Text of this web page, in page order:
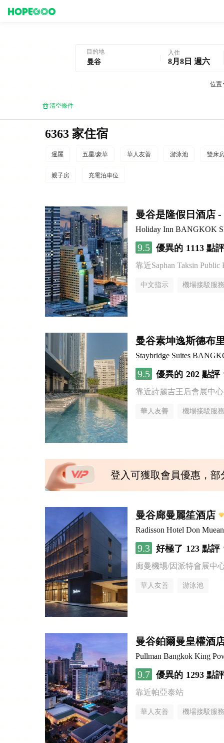
目的地 入住
8月8日 週六
位置
清空條件
6363 家住宿
暹羅 五星/豪華 華人友善 游泳池 雙床
親子房 充電泊車位
曼谷是隆假日酒店
Holiday Inn BANGKOK
9.5 優異的 1113 點評
靠近Saphan Taksin Public
中文指示 機場接駁服務
曼谷素坤逸斯德布
Staybridge Suites
9.5 優異的 202 點評
靠近詩麗吉王后會展中心
華人友善 機場接駁服務
登入可獲取會員優惠，
曼谷廊曼麗笙酒店
Radisson Hotel Don
9.3 好極了 123 點評
廊曼機場/因派特會展中
華人友善 游泳池
曼谷鉑爾曼皇權酒
Pullman Bangkok King
9.7 優異的 1293 點評
靠近帕亞泰站
華人友善 機場接駁服務